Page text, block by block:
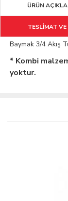
ÜRÜN
TESLİMAT VE
Baymak 3/4 Akış
* Kombi
yoktur.